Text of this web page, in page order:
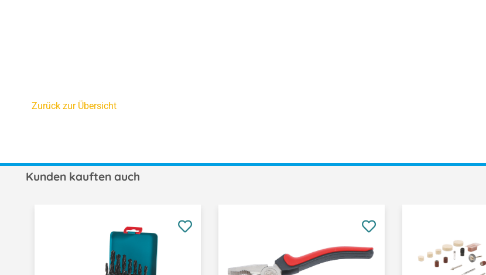
Zurück zur Übersicht
Kunden kauften auch